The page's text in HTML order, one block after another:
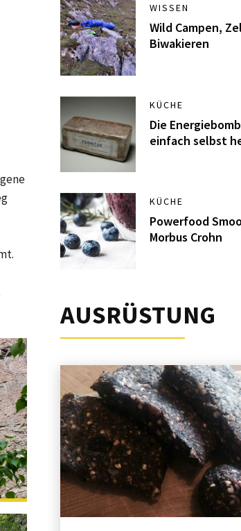
WISSEN
Wild Campen,
Biwakieren
KÜCHE
Die
einfach selbst
KÜCHE
Powerfood
Morbus Crohn
AUSRÜSTUNG